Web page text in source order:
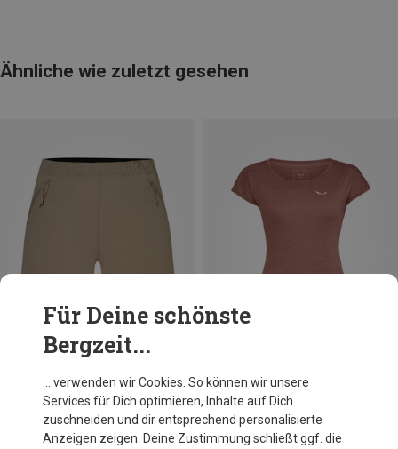
Ähnliche wie zuletzt gesehen
Du sparst 44%
Für Deine schönste
Bergzeit...
… verwenden wir Cookies. So können wir unsere
Services für Dich optimieren, Inhalte auf Dich
zuschneiden und dir entsprechend personalisierte
Anzeigen zeigen. Deine Zustimmung schließt ggf. die